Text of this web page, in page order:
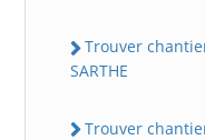
Trouver
SARTHE
Trouver